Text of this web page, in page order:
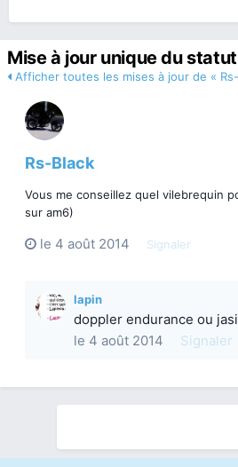
Mise à jour unique du statut
Afficher toutes les mises à jour de «
Rs-Black
Vous me conseillez quel vilebrequin
sur am6)
le 4 août 2014 Signaler
lapin
doppler endurance ou
le 4 août 2014
Signaler